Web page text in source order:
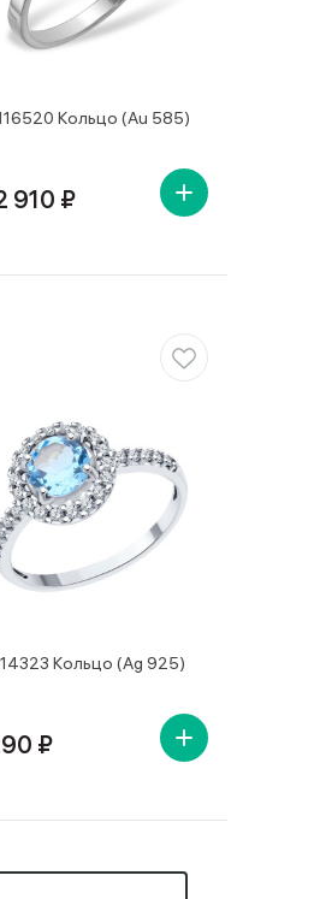
Кольцо (Au 585)
910 ₽
Кольцо (Ag 925)
₽